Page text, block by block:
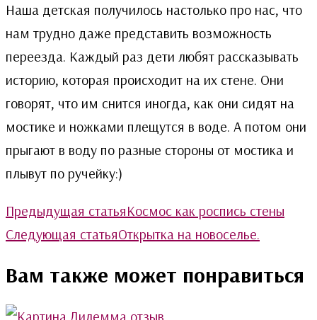
роспись
стен
в
детской
комнате
Наша детская получилось настолько про нас, что
нам трудно даже представить возможность
переезда. Каждый раз дети любят рассказывать
историю, которая происходит на их стене. Они
говорят, что им снится иногда, как они сидят на
мостике и ножками плещутся в воде. А потом они
прыгают в воду по разные стороны от мостика и
плывут по ручейку:)
Post
Navigation
Предыдущая статьяКосмос как роспись стены
Cледующая статьяОткрытка на новоселье.
Вам также может понравиться